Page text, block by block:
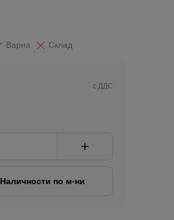
Варна Склад
с ДДС
Наличности по м-ни